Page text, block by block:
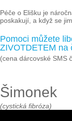
Péče o Elišku je
poskakují, a když se
Pomoci můžete
ZIVOTDETEM na
(cena dárcovské SMS
Šimonek
(cystická fibróza)